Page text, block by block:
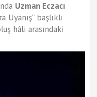
Uzman Eczacı
Uyanış” başlıklı
hâli arasındaki